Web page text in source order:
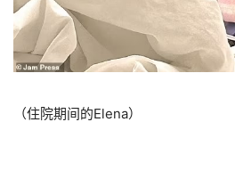
（住院期间的Elena）